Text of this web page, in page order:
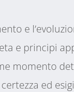
e
e principi
momento
ed